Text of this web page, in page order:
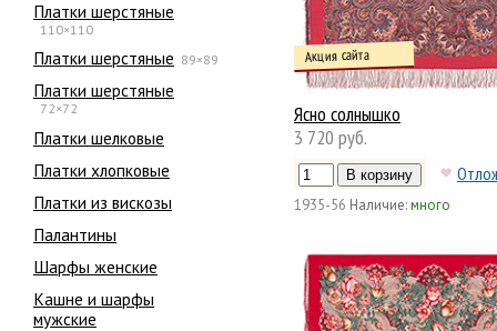
Платки шерстяные
110×110
Платки шерстяные 89×89
Платки шерстяные
72×72
Платки шелковые
Платки хлопковые
Платки из вискозы
Палантины
Шарфы женские
Кашне и шарфы
мужские
Ясно солнышко
Акция сайта
3 720 руб.
1935-56 Наличие:много